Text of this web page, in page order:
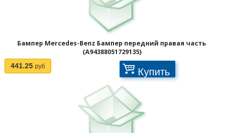
Бампер Mercedes-Benz Бампер передний правая часть
(A94388051729135)
441.25 руб Купить